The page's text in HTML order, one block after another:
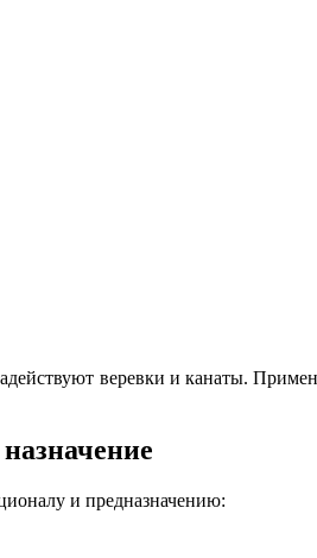
веревки и канаты.
и предназначению: